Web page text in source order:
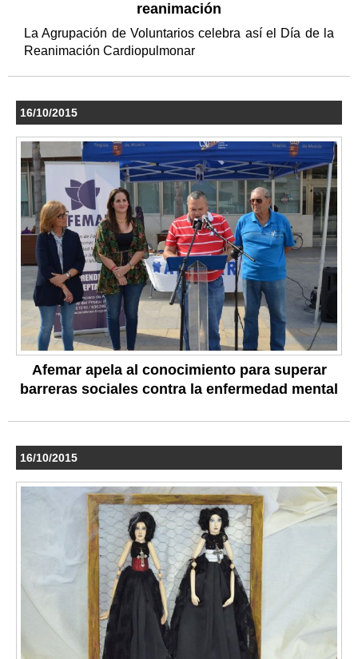
reanimación
La Agrupación de Voluntarios celebra así el Día de la
Reanimación Cardiopulmonar
16/10/2015
Afemar apela al conocimiento para superar
barreras sociales contra la enfermedad mental
16/10/2015